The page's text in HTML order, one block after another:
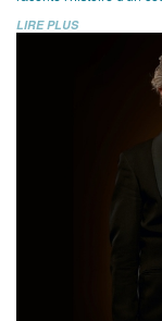
LIRE PLUS